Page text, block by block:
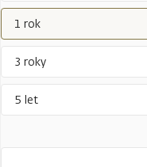
1 rok
3 roky
5 let